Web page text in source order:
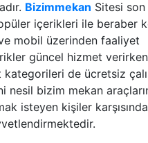
Bizimmekan Sitesi son
içerikleri ile beraber
mobil üzerinden faaliyet
güncel hizmet verirken
kategorileri de ücretsiz
nesil bizim mekan
isteyen kişiler